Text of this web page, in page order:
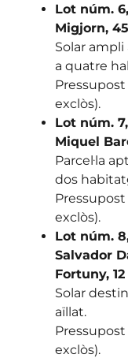
Lot núm.
Migjorn,
Solar
a quatre
Pressupost
exclòs).
Lot núm.
Miquel
Parcel·la
dos
Pressupost
exclòs).
Lot núm.
Salvador
Fortuny,
Solar
aïllat.
Pressupost
exclòs).